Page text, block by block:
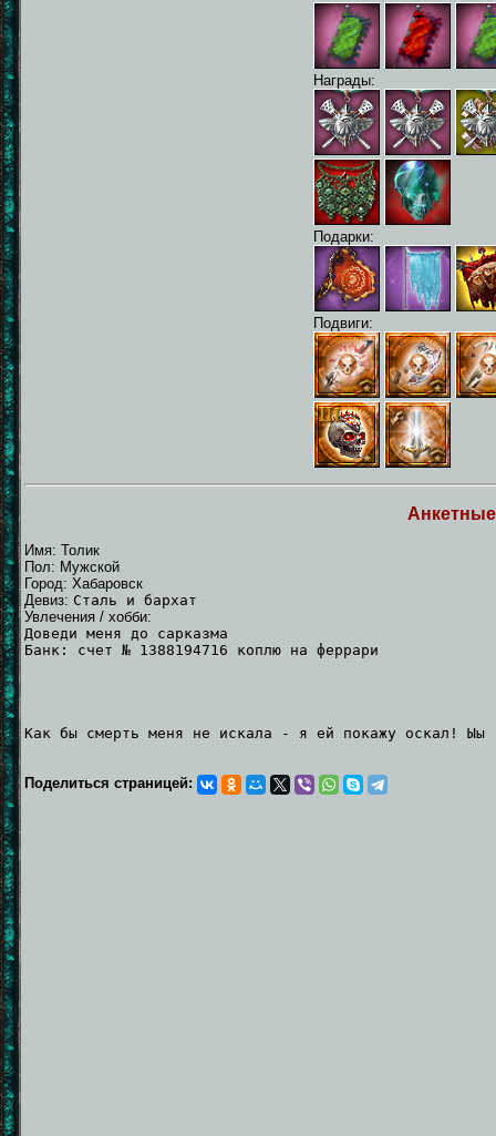
Награды:
Подарки:
Подвиги:
Имя: Толик
Пол: Мужской
Город: Хабаровск
Девиз: Сталь и бархат
Увлечения / хобби:
Доведи меня до сарказма
Банк: счет № 1388194716 коплю на феррари
Как бы смерть меня не искала - я ей покажу оскал! Ыы
Поделиться страницей: